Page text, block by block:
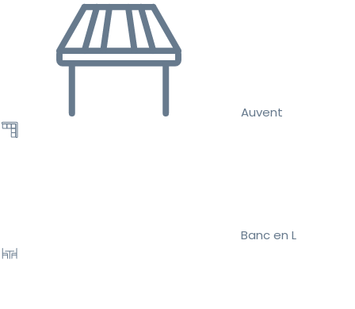
Auvent
Banc en L